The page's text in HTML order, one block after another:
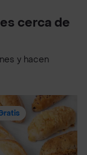
cerca de
y hacen